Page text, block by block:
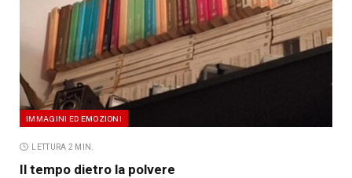
IMMAGINI ED EMOZIONI
LETTURA 2 MIN.
Il tempo dietro la polvere